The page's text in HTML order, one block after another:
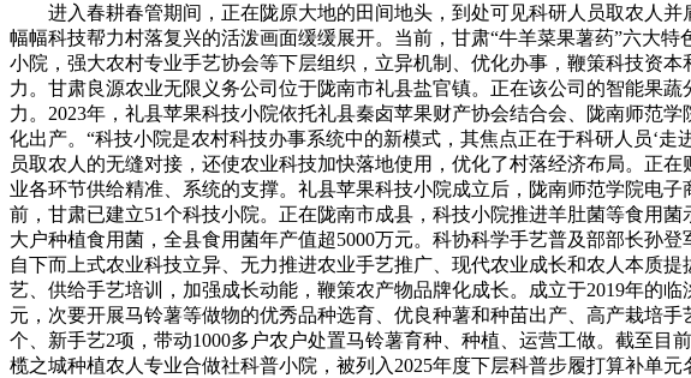
进入春耕春管期间，正在陇原大地的田间地头，到处可见科研人员取农人
幅幅科技帮力村落复兴的活泼画面缓缓展开。当前，甘肃“牛羊菜果薯药”六大
小院，强大农村专业手艺协会等下层组织，立异机制、优化办事，鞭策科技资
力。甘肃良源农业无限义务公司位于陇南市礼县盐官镇。正在该公司的智能果
力。2023年，礼县苹果科技小院依托礼县秦卤苹果财产协会结合会、陇南师范
化出产。“科技小院是农村科技办事系统中的新模式，其焦点正在于科研人员‘
员取农人的无缝对接，还使农业科技加快落地使用，优化了村落经济布局。正
业各环节供给精准、系统的支撑。礼县苹果科技小院成立后，陇南师范学院电
前，甘肃已建立51个科技小院。正在陇南市成县，科技小院推进羊肚菌等食用
大户种植食用菌，全县食用菌年产值超5000万元。科协科学手艺普及部部长孙
自下而上式农业科技立异、无力推进农业手艺推广、现代农业成长和农人本质
艺、供给手艺培训，加强成长动能，鞭策农产物品牌化成长。成立于2019年的
元，次要开展马铃薯等做物的优秀品种选育、优良种薯和种苗出产、高产栽培
个、新手艺2项，带动1000多户农户处置马铃薯育种、种植、运营工做。截至
榄之城种植农人专业合做社科普小院，被列入2025年度下层科普步履打算补单